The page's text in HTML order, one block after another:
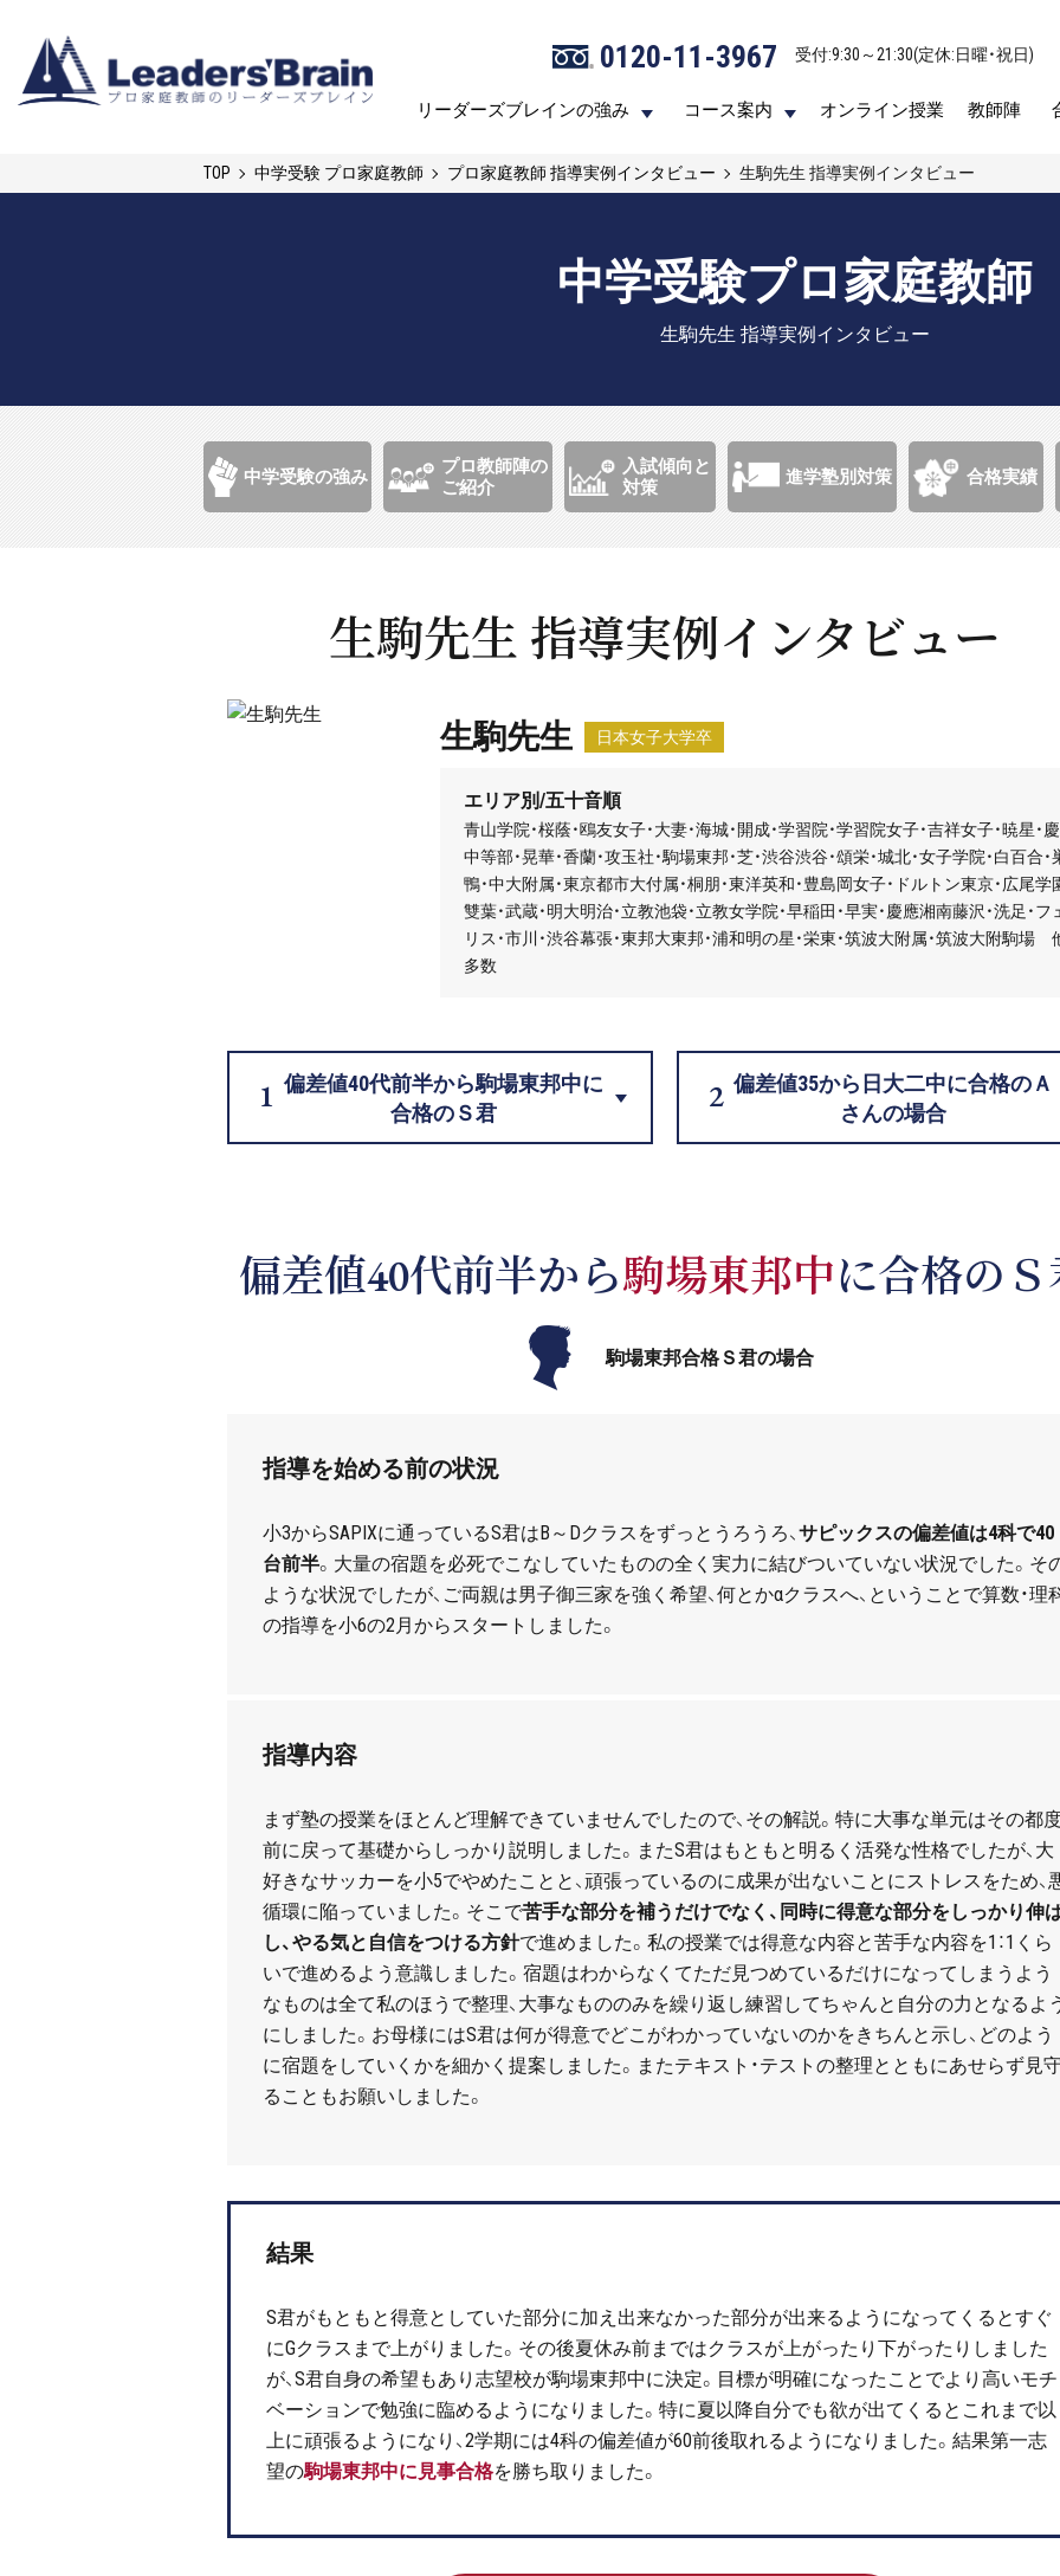
0120-11-3967 受付:9:30～21:30(定休:日曜・祝日)
リーダーズブレインの強み コース案内 オンライン授業 教師陣
0120-11-3967 受付:9:30～21:30(定休:日曜・祝日)
リーダーズブレインの強み コース案内 オンライン授業 教師陣
TOP 中学受験 プロ家庭教師 プロ家庭教師 指導実例インタビュー 生駒先生 指導実例インタビュー
中学受験プロ家庭教師
生駒先生 指導実例インタビュー
中学受験の強み
プロ教師陣の
ご紹介
入試傾向と
対策
進学塾別対策 合格実績
生駒先生 指導実例インタビュー
生駒先生 日本女子大学卒
エリア別/五十音順
青山学院・桜蔭・鴎友女子・大妻・海城・開成・学習院・学習院女子・吉祥女子・暁星・
中等部・晃華・香蘭・攻玉社・駒場東邦・芝・渋谷渋谷・頌栄・城北・女子学院・白百合・
鴨・中大附属・東京都市大付属・桐朋・東洋英和・豊島岡女子・ドルトン東京・広尾学
雙葉・武蔵・明大明治・立教池袋・立教女学院・早稲田・早実・慶應湘南藤沢・洗足・フ
リス・市川・渋谷幕張・東邦大東邦・浦和明の星・栄東・筑波大附属・筑波大附駒場
多数
偏差値40代前半から駒場東邦中に
合格のＳ君
偏差値35から日大二中に合格のＡ
さんの場合
偏差値40代前半から駒場東邦中に合格のＳ
駒場東邦合格Ｓ君の場合
指導を始める前の状況
小3からSAPIXに通っているS君はB ～ Dクラスをずっとうろうろ、サピックスの偏差値は4科で40
台前半。大量の宿題を必死でこなしていたものの全く実力に結びついていない状況でした。そ
ような状況でしたが、ご両親は男子御三家を強く希望、何とかαクラスへ、ということで算数・理
の指導を小6の2月からスタートしました。
指導内容
まず塾の授業をほとんど理解できていませんでしたので、その解説。特に大事な単元はその都
前に戻って基礎からしっかり説明しました。またS君はもともと明るく活発な性格でしたが、大
好きなサッカーを小5でやめたことと、頑張っているのに成果が出ないことにストレスをため、
循環に陥っていました。そこで苦手な部分を補うだけでなく、同時に得意な部分をしっかり伸
し、やる気と自信をつける方針で進めました。私の授業では得意な内容と苦手な内容を1 ：1 くら
いで進めるよう意識しました。宿題はわからなくてただ見つめているだけになってしまうよう
なものは全て私のほうで整理、大事なもののみを繰り返し練習してちゃんと自分の力となるよ
にしました。お母様にはS君は何が得意でどこがわかっていないのかをきちんと示し、どのよう
に宿題をしていくかを細かく提案しました。またテキスト・テストの整理とともにあせらず見
ることもお願いしました。
結果
S君がもともと得意としていた部分に加え出来なかった部分が出来るようになってくるとすぐ
にGクラスまで上がりました。その後夏休み前まではクラスが上がったり下がったりしました
が、S君自身の希望もあり志望校が駒場東邦中に決定。目標が明確になったことでより高いモチ
ベーションで勉強に臨めるようになりました。特に夏以降自分でも欲が出てくるとこれまで以
上に頑張るようになり、2学期には4科の偏差値が60前後取れるようになりました。結果第一志
望の駒場東邦中に見事合格を勝ち取りました。